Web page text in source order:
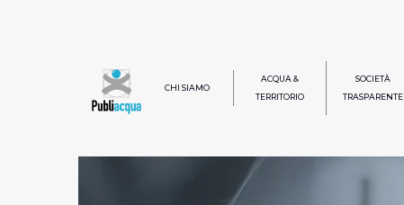
CHI SIAMO
ACQUA &
TERRITORIO
SOCIETÀ
TRASPARENTE